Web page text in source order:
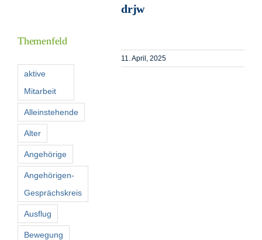
Kontakt
Suche
nach:
drjw
11. April, 2025
Themenfeld
aktive
Mitarbeit
Alleinstehende
Alter
Angehörige
Angehörigen-
Gesprächskreis
Ausflug
Bewegung